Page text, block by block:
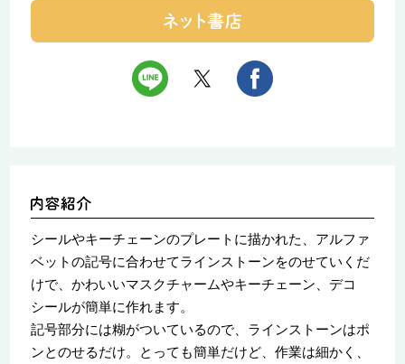
シールやキーチェーンのプレートに描かれた、アルファ
ベットの記号に合わせてラインストーンをのせていくだ
けで、かわいいマスクチャームやキーチェーン、デコ
シールが簡単に作れます。
記号部分には糊がついているので、ラインストーンはポ
ンとのせるだけ。とっても簡単だけど、作業は細かく、